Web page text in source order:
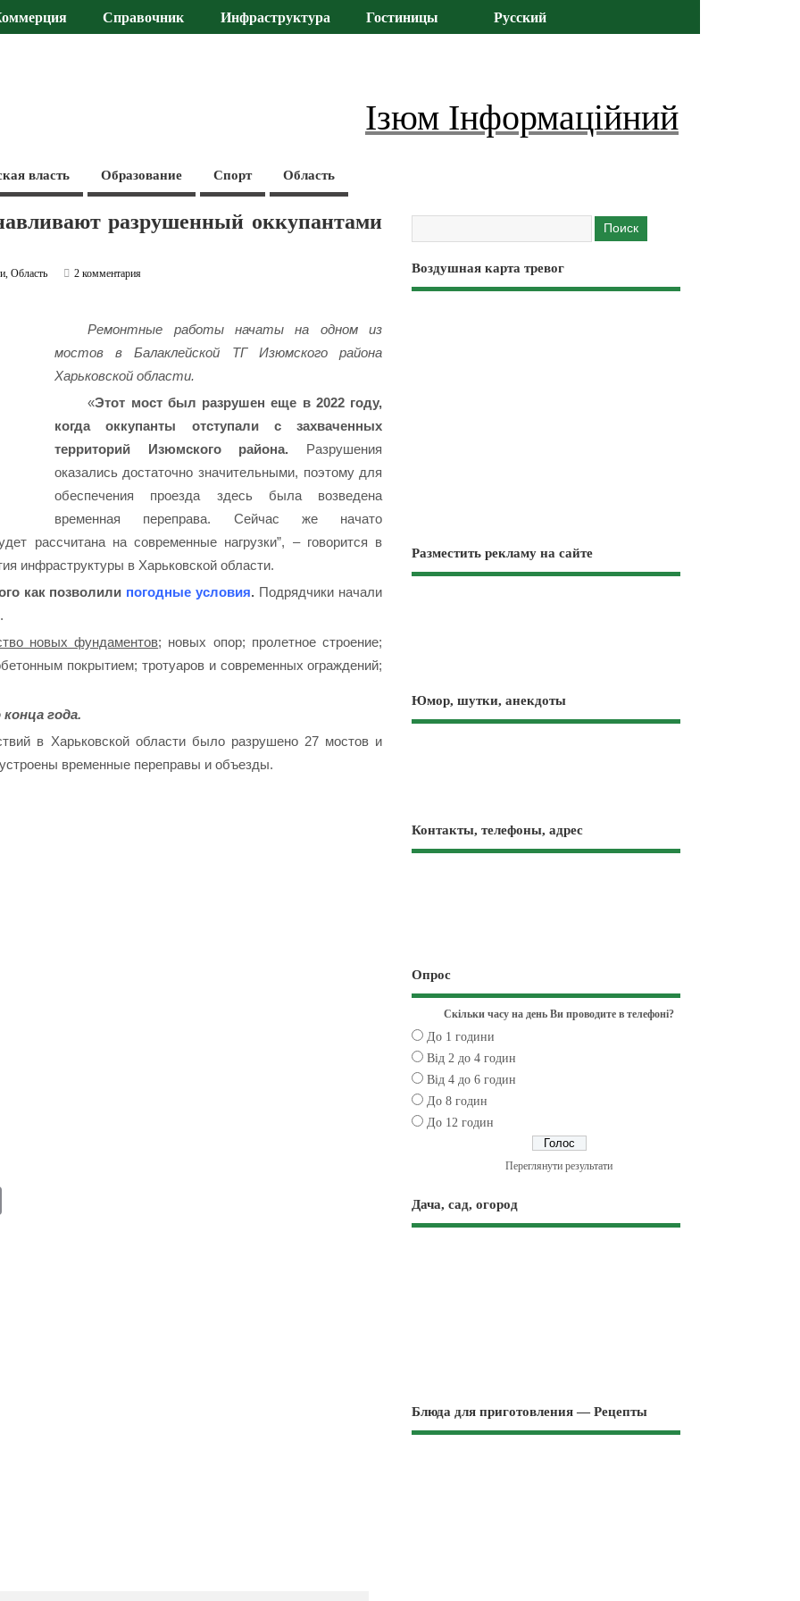
Справочник Инфраструктура Гостиницы Русский
Ізюм Інформаційний
власть Образование Спорт Область
разрушенный оккупантами
,Область
2 комментария
Ремонтные работы начаты на одном из
мостов в Балаклейской ТГ Изюмского района
Харьковской области.
«Этот мост был разрушен еще в 2022 году,
когда оккупанты отступали с захваченных
территорий Изюмского района. Разрушения
оказались достаточно значительными, поэтому для
обеспечения проезда здесь была возведена
временная переправа. Сейчас же начато
рассчитана на современные нагрузки”, – говорится в
инфраструктуры в Харьковской области.
как позволили погодные условия. Подрядчики начали
новых фундаментов; новых опор; пролетное строение;
покрытием; тротуаров и современных ограждений;
года.
в Харьковской области было разрушено 27 мостов и
временные переправы и объезды.
Воздушная карта тревог
Разместить рекламу на сайте
Юмор, шутки, анекдоты
Контакты, телефоны, адрес
Опрос
Скільки часу на день Ви проводите в телефоні?
До 1 години
Від 2 до 4 годин
Від 4 до 6 годин
До 8 годин
До 12 годин
Переглянути результати
Дача, сад, огород
Блюда для приготовления — Рецепты